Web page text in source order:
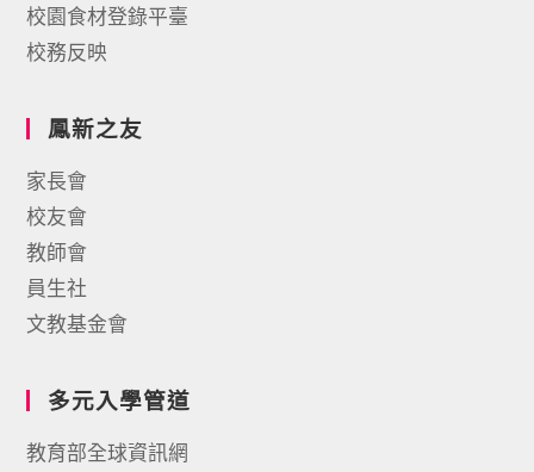
校園食材登錄平臺
校務反映
鳳新之友
家長會
校友會
教師會
員生社
文教基金會
多元入學管道
教育部全球資訊網